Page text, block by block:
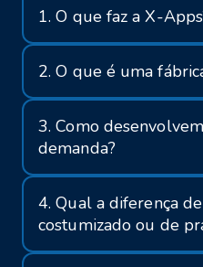
1. O que faz a X-
2. O que é uma
3. Como
demanda?
4. Qual a diferença
costumizado ou de